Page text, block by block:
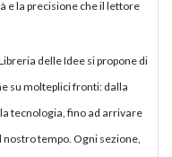
e la precisione che il lettore
delle Idee si propone di
su molteplici fronti: dalla
tecnologia, fino ad arrivare
tempo. Ogni sezione,